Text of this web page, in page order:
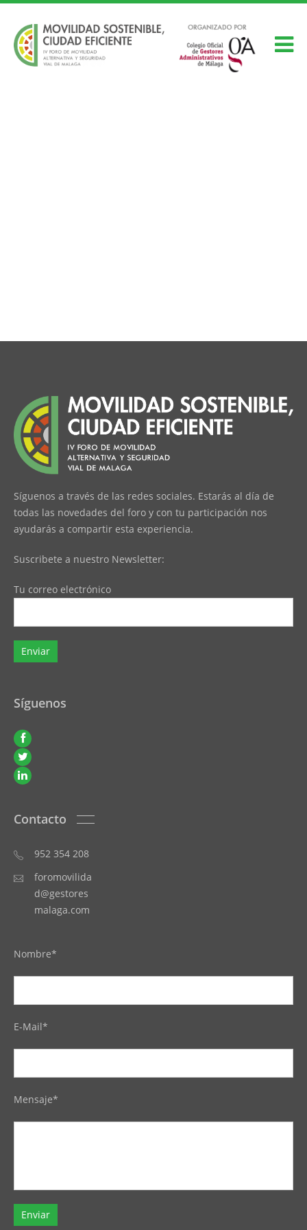
Síguenos a través de las redes sociales. Estarás al día de
todas las novedades del foro y con tu participación nos
ayudarás a compartir esta experiencia.
Suscribete a nuestro Newsletter:
Tu correo electrónico
Síguenos
Contacto
952 354 208
foromovilida
d@gestores
malaga.com
Nombre*
E-Mail*
Mensaje*